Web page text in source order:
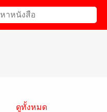
ดูทั้งหมด